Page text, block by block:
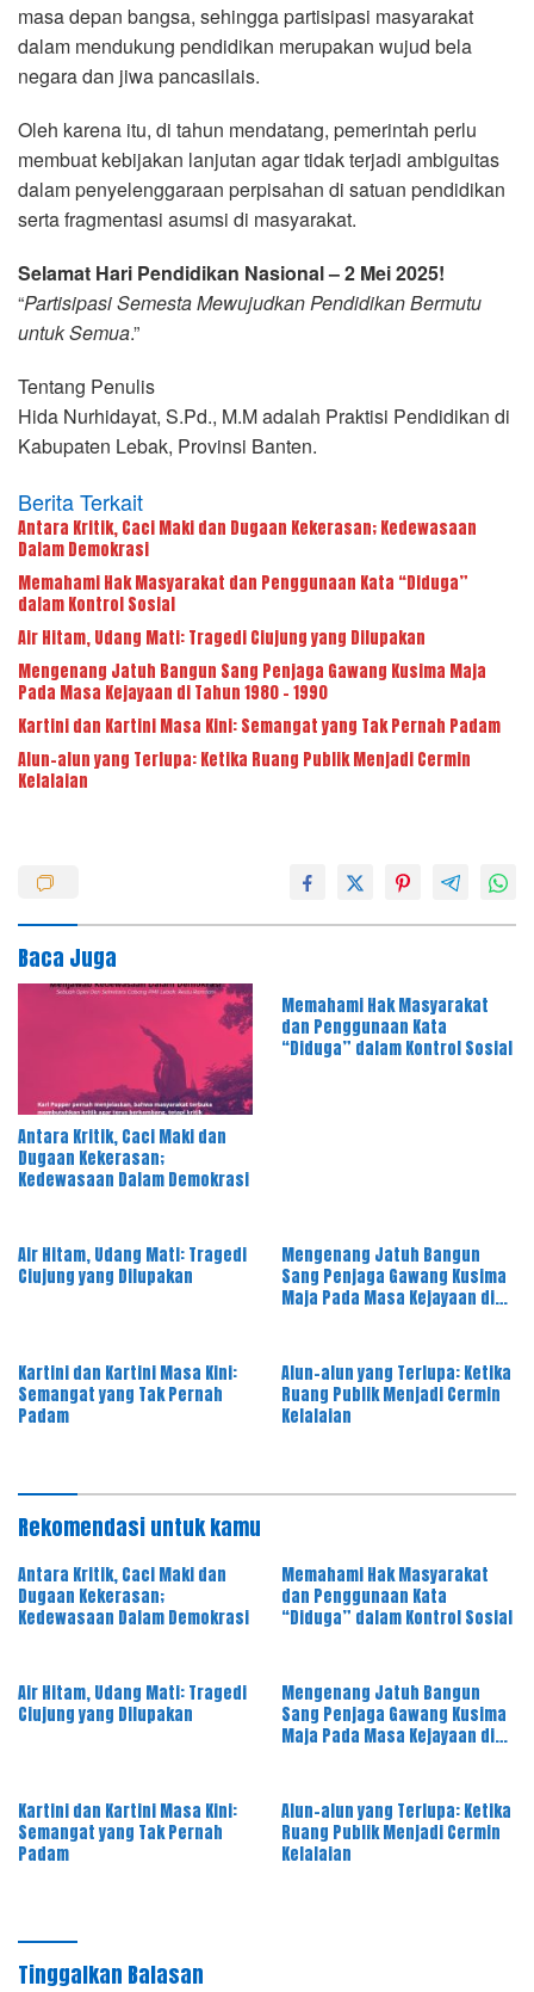
masa depan bangsa, sehingga partisipasi masyarakat
dalam mendukung pendidikan merupakan wujud bela
negara dan jiwa pancasilais.
Oleh karena itu, di tahun mendatang, pemerintah perlu
membuat kebijakan lanjutan agar tidak terjadi ambiguitas
dalam penyelenggaraan perpisahan di satuan pendidikan
serta fragmentasi asumsi di masyarakat.
Selamat Hari Pendidikan Nasional – 2 Mei 2025!
“Partisipasi Semesta Mewujudkan Pendidikan Bermutu
untuk Semua.”
Tentang Penulis
Hida Nurhidayat, S.Pd., M.M adalah Praktisi Pendidikan di
Kabupaten Lebak, Provinsi Banten.
Berita Terkait
Antara Kritik, Caci Maki dan Dugaan Kekerasan; Kedewasaan
Dalam Demokrasi
Memahami Hak Masyarakat dan Penggunaan Kata “Diduga”
dalam Kontrol Sosial
Air Hitam, Udang Mati: Tragedi Ciujung yang Dilupakan
Mengenang Jatuh Bangun Sang Penjaga Gawang Kusima Maja
Pada Masa Kejayaan di Tahun 1980 – 1990
Kartini dan Kartini Masa Kini: Semangat yang Tak Pernah Padam
Alun-alun yang Terlupa: Ketika Ruang Publik Menjadi Cermin
Kelalaian
Baca Juga
Antara Kritik, Caci Maki dan
Dugaan Kekerasan;
Kedewasaan Dalam Demokrasi
Memahami Hak Masyarakat
dan Penggunaan Kata
“Diduga” dalam Kontrol Sosial
Air Hitam, Udang Mati: Tragedi
Ciujung yang Dilupakan
Mengenang Jatuh Bangun
Sang Penjaga Gawang Kusima
Maja Pada Masa Kejayaan di
Kartini dan Kartini Masa Kini:
Semangat yang Tak Pernah
Padam
Alun-alun yang Terlupa: Ketika
Ruang Publik Menjadi Cermin
Kelalaian
Rekomendasi untuk kamu
Antara Kritik, Caci Maki dan
Dugaan Kekerasan;
Kedewasaan Dalam Demokrasi
Memahami Hak Masyarakat
dan Penggunaan Kata
“Diduga” dalam Kontrol Sosial
Air Hitam, Udang Mati: Tragedi
Ciujung yang Dilupakan
Mengenang Jatuh Bangun
Sang Penjaga Gawang Kusima
Maja Pada Masa Kejayaan di
Kartini dan Kartini Masa Kini:
Semangat yang Tak Pernah
Padam
Alun-alun yang Terlupa: Ketika
Ruang Publik Menjadi Cermin
Kelalaian
Tinggalkan Balasan